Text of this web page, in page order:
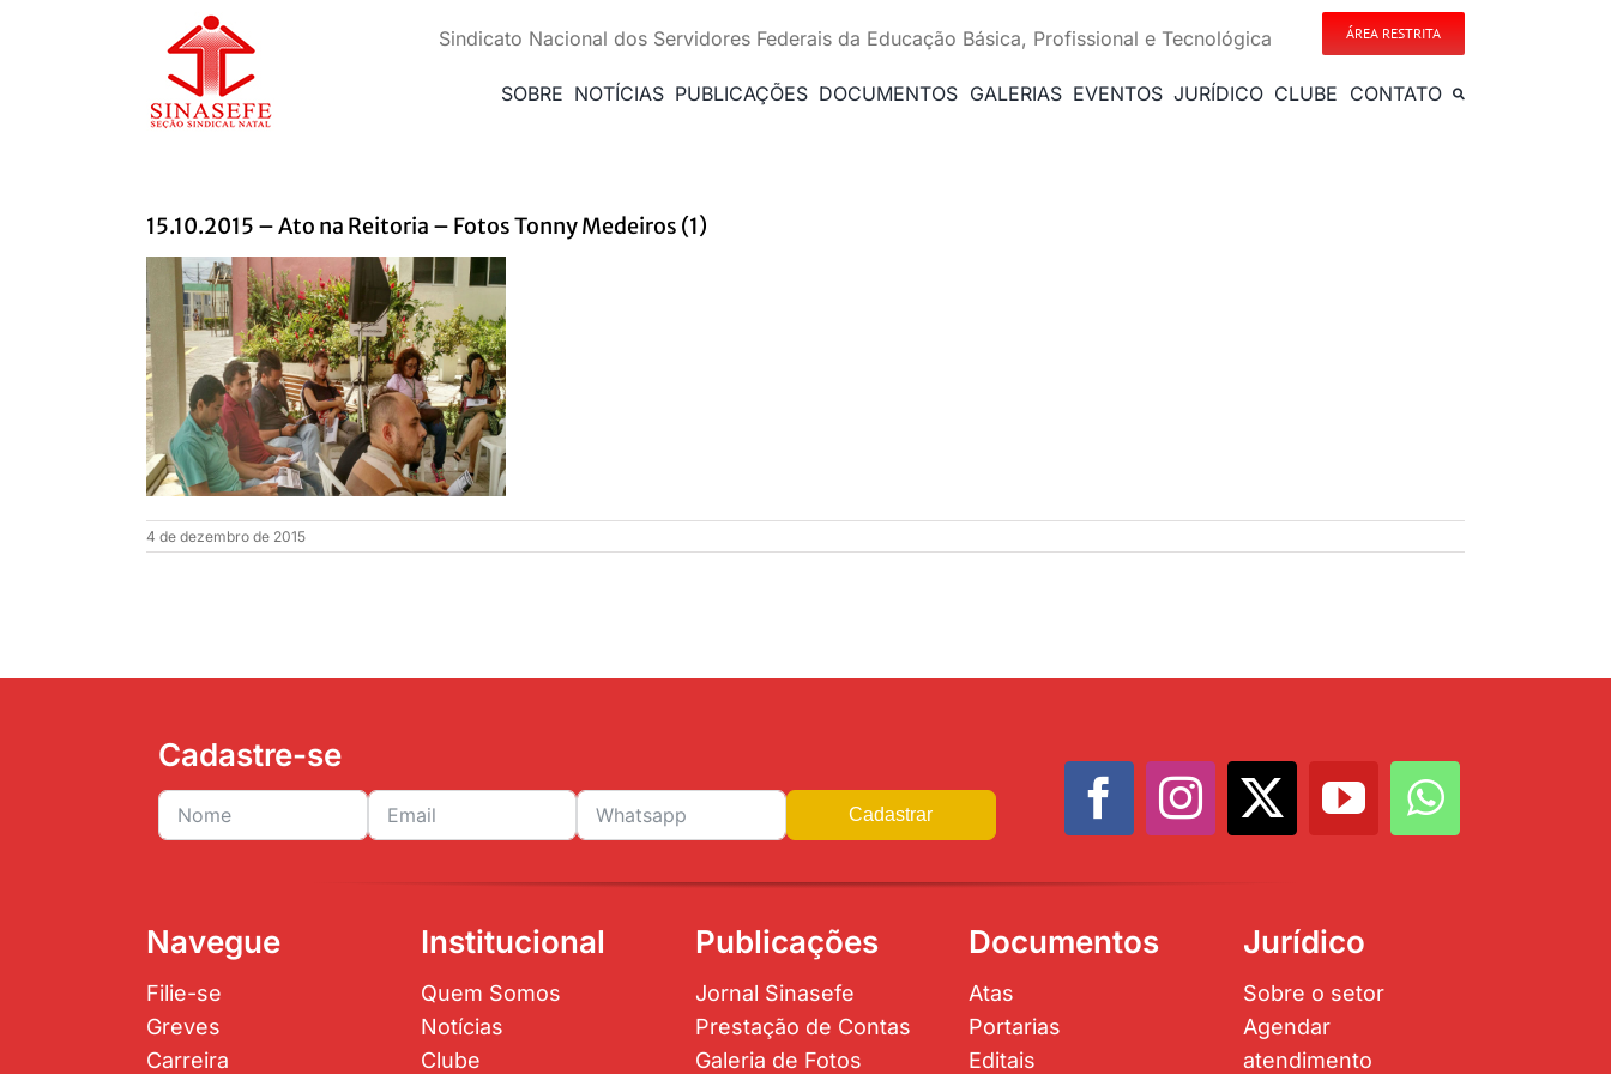
Sindicato Nacional dos Servidores Federais da Educação Básica, Profissional e Tecnológica ÁREA RESTRITA
SOBRE NOTÍCIAS PUBLICAÇÕES DOCUMENTOS GALERIAS EVENTOS JURÍDICO CLUBE CONTATO
15.10.2015 – Ato na Reitoria – Fotos Tonny Medeiros (1)
4 de dezembro de 2015
Cadastre-se
Cadastrar
Navegue
Filie-se
Greves
Carreira
Institucional
Quem Somos
Notícias
Clube
Publicações
Jornal Sinasefe
Prestação de Contas
Galeria de Fotos
Documentos
Atas
Portarias
Editais
Jurídico
Sobre o setor
Agendar
atendimento